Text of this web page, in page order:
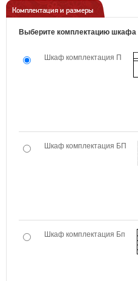
Комплектация и размеры
Выберите комплектацию шкафа
Шкаф комплектация П
Шкаф комплектация БП
Шкаф комплектация Бп